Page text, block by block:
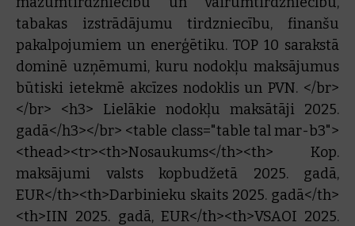
tabakas izstrādājumu tirdzniecību, finanšu
pakalpojumiem un enerģētiku. TOP 10 sarakstā
dominē uzņēmumi, kuru nodokļu maksājumus
būtiski ietekmē akcīzes nodoklis un PVN. </br>
</br> <h3> Lielākie nodokļu maksātāji 2025.
gadā</h3></br> <table class="table tal mar-b3">
<thead><tr><th>Nosaukums</th><th> Kop.
maksājumi valsts kopbudžetā 2025. gadā,
EUR</th><th>Darbinieku skaits 2025. gadā</th>
<th>IIN 2025. gadā, EUR</th><th>VSAOI 2025.